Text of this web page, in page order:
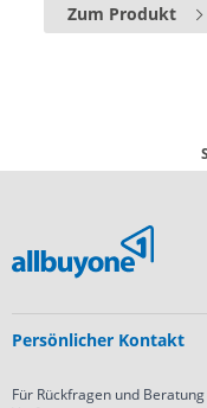
Zum Produkt
Persönlicher Kontakt
Für Rückfragen und